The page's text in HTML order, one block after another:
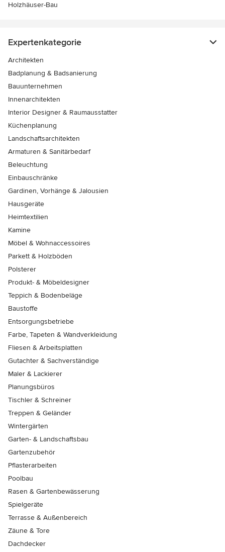
Holzhäuser-Bau
Expertenkategorie
Architekten
Badplanung & Badsanierung
Bauunternehmen
Innenarchitekten
Interior Designer & Raumausstatter
Küchenplanung
Landschaftsarchitekten
Armaturen & Sanitärbedarf
Beleuchtung
Einbauschränke
Gardinen, Vorhänge & Jalousien
Hausgeräte
Heimtextilien
Kamine
Möbel & Wohnaccessoires
Parkett & Holzböden
Polsterer
Produkt- & Möbeldesigner
Teppich & Bodenbeläge
Baustoffe
Entsorgungsbetriebe
Farbe, Tapeten & Wandverkleidung
Fliesen & Arbeitsplatten
Gutachter & Sachverständige
Maler & Lackierer
Planungsbüros
Tischler & Schreiner
Treppen & Geländer
Wintergärten
Garten- & Landschaftsbau
Gartenzubehör
Pflasterarbeiten
Poolbau
Rasen & Gartenbewässerung
Spielgeräte
Terrasse & Außenbereich
Zäune & Tore
Dachdecker